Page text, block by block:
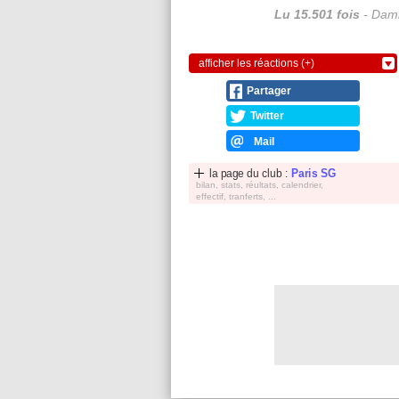
Lu 15.501 fois -
afficher les réactions (+)
Partager
Twitter
Mail
la page du club : Paris SG
bilan, stats, réultats, calendrier,
effectif, tranferts, ...